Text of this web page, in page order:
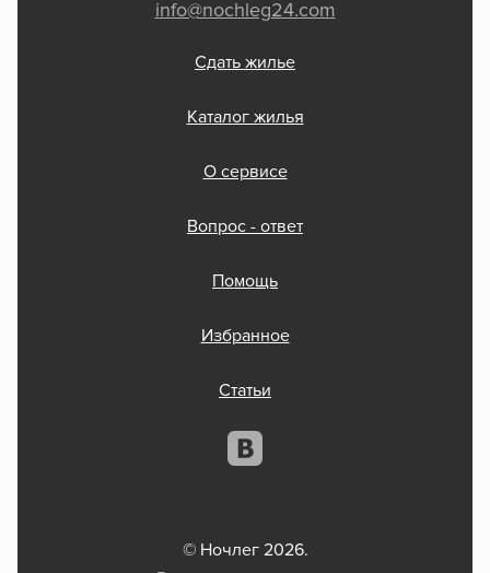
info@nochleg24.com
Сдать жилье
Каталог жилья
О сервисе
Вопрос - ответ
Помощь
Избранное
Статьи
© Ночлег 2026.